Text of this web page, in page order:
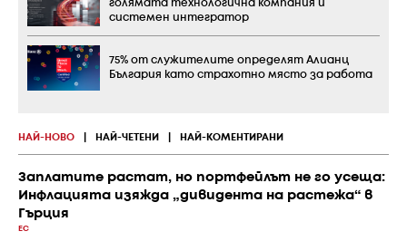
НАЙ-НОВО НАЙ-ЧЕТЕНИ НАЙ-КОМЕНТИРАНИ
Заплатите растат, но портфейлът не го усеща:
Инфлацията изяжда „дивидента на растежа“ в
Гърция
ЕС
голямата технологична компания и
системен интегратор
75% от служителите определят Алианц
България като страхотно място за работа